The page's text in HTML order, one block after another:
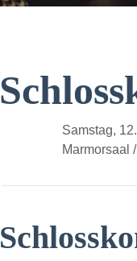
Samstag,
Marmorsaal